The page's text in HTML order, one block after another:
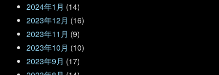
2024年1月 (14)
2023年12月 (16)
2023年11月 (9)
2023年10月 (10)
2023年9月 (17)